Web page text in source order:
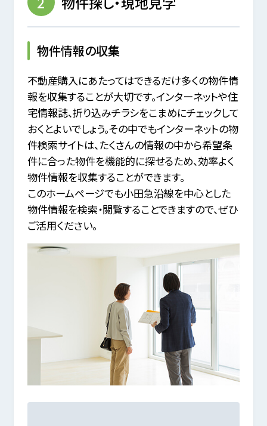
物件情報の収集
不動産購入にあたってはできるだけ多くの物件情
報を収集することが大切です。インターネットや住
宅情報誌、折り込みチラシをこまめにチェックして
おくとよいでしょう。その中でもインターネットの物
件検索サイトは、たくさんの情報の中から希望条
件に合った物件を機能的に探せるため、効率よく
物件情報を収集することができます。
このホームページでも小田急沿線を中心とした
物件情報を検索・閲覧することできますので、ぜひ
ご活用ください。